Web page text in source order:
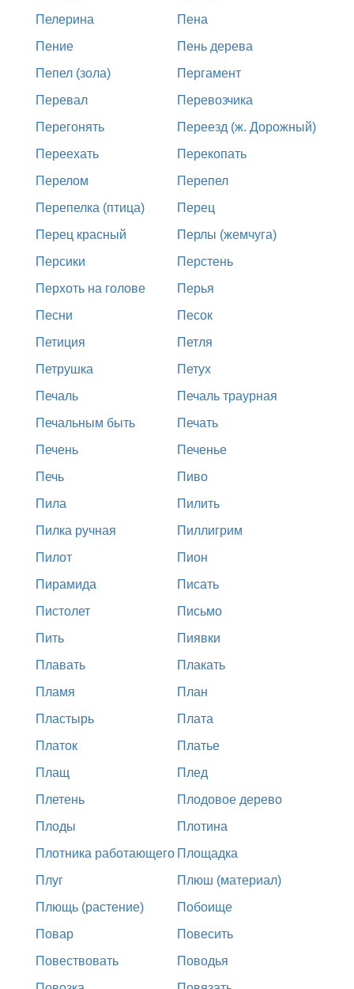
Пелерина
Пена
Пение
Пень дерева
Пепел (зола)
Пергамент
Перевал
Перевозчика
Перегонять
Переезд (ж. Дорожный)
Переехать
Перекопать
Перелом
Перепел
Перепелка (птица)
Перец
Перец красный
Перлы (жемчуга)
Персики
Перстень
Перхоть на голове
Перья
Песни
Песок
Петиция
Петля
Петрушка
Петух
Печаль
Печаль траурная
Печальным быть
Печать
Печень
Печенье
Печь
Пиво
Пила
Пилить
Пилка ручная
Пиллигрим
Пилот
Пион
Пирамида
Писать
Пистолет
Письмо
Пить
Пиявки
Плавать
Плакать
Пламя
План
Пластырь
Плата
Платок
Платье
Плащ
Плед
Плетень
Плодовое дерево
Плоды
Плотина
Плотника работающего Площадка
Плуг
Плюш (материал)
Плющь (растение)
Побоище
Повар
Повесить
Повествовать
Поводья